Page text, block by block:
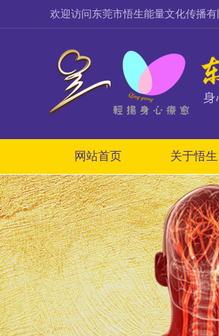
欢迎访问东莞市悟生能量文化传播有
网站首页 关于悟生